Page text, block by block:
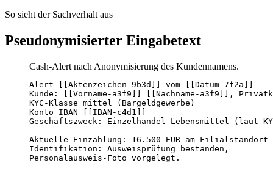
So sieht der Sachverhalt aus
Pseudonymisierter Eingabetext
Cash-Alert nach Anonymisierung des Kundennamens.
Alert [[Aktenzeichen-9b3d]] vom [[Datum-7f2a]]
Kunde: [[Vorname-a3f9]] [[Nachname-a3f9]],
KYC-Klasse mittel (Bargeldgewerbe)
Konto IBAN [[IBAN-c4d1]]
Geschäftszweck: Einzelhandel Lebensmittel (laut
Aktuelle Einzahlung: 16.500 EUR am
Identifikation: Ausweisprüfung bestanden,
Personalausweis-Foto vorgelegt.